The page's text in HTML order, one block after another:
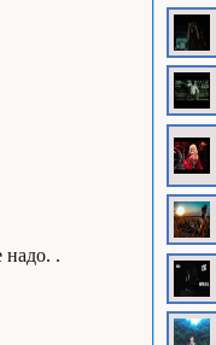
надо. .